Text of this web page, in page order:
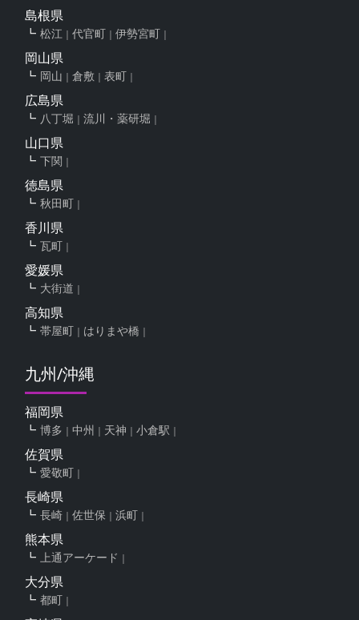
島根県
松江 代官町 伊勢宮町
岡山県
岡山 倉敷 表町
広島県
八丁堀 流川・薬研堀
山口県
下関
徳島県
秋田町
香川県
瓦町
愛媛県
大街道
高知県
帯屋町 はりまや橋
九州/沖縄
福岡県
博多 中州 天神 小倉駅
佐賀県
愛敬町
長崎県
長崎 佐世保 浜町
熊本県
上通アーケード
大分県
都町